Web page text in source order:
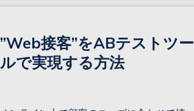
”Web接客”をABテストツー
ルで実現する方法